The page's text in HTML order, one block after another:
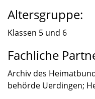
Altersgruppe:
Klassen 5 und 6
Fachliche
Archiv des
be­hörde Uerdin­gen;